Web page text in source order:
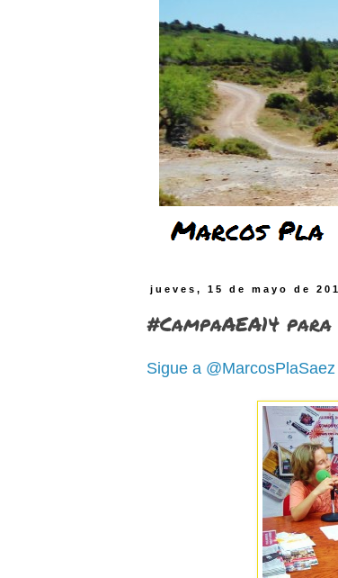
jueves, 15 de mayo de
#CampaAEA14
Sigue a @MarcosPlaSaez